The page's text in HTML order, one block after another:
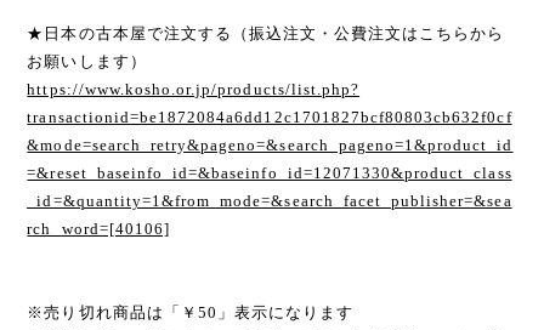
★日本の古本屋で注文する（振込注文・公費注文はこちらから
お願いします）
https://www.kosho.or.jp/products/list.php?
transactionid=be1872084a6dd12c1701827bcf80803cb632f0cf
&mode=search_retry&pageno=&search_pageno=1&product_id
=&reset_baseinfo_id=&baseinfo_id=12071330&product_class
_id=&quantity=1&from_mode=&search_facet_publisher=&sea
rch_word=[40106]
※売り切れ商品は「￥50」表示になります